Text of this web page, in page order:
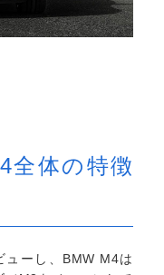
全体の特徴
ューし、BMW M4は